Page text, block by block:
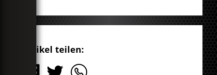
Artikel teilen: